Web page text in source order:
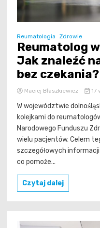
Reumatologia Zdrowie
Reumatolog
Jak znaleźć
bez czekania?
Maciej Błaszkiewicz 17
W województwie
kolejkami do
Narodowego Funduszu
wielu pacjentów. Celem
szczegółowych
co pomoże...
Czytaj dalej